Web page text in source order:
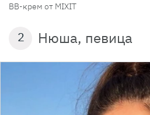
BB-крем от MIXIT
2 Нюша, певица